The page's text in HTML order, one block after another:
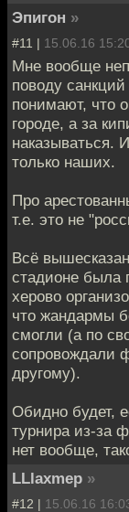
Эпигон »
#11 | 15.06.16
Мне вообще
поводу
понимают, что
городе, а за
наказываться.
только наших.
Про
т.е. это не
Всё
стадионе была
херово
что жандармы
смогли (а по
сопровождали
другому).
Обидно будет,
турнира из-за
нет вообще,
LLlaxmep »
#12 | 15.06.16